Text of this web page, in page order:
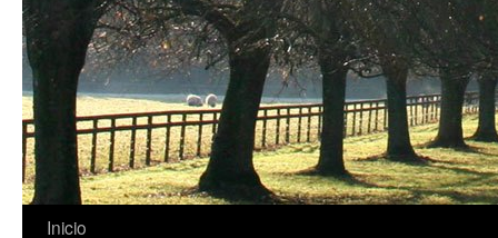
Saltar
Inicio